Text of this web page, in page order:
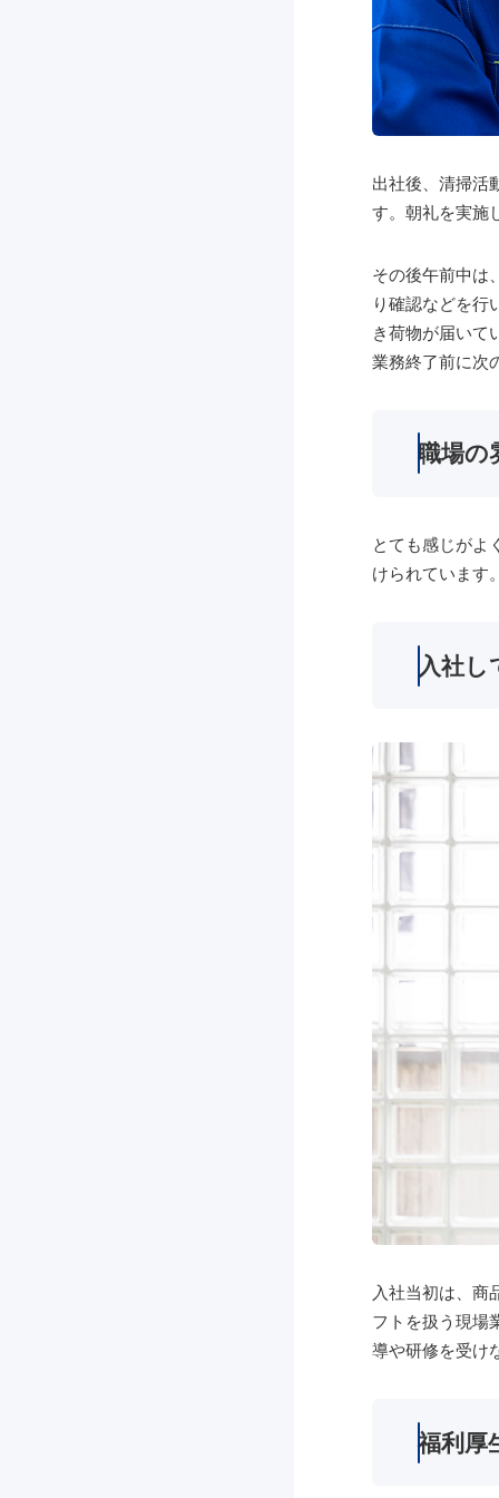
出社後、清掃活
す。朝礼を実施
その後午前中は
り確認などを行
き荷物が届いて
業務終了前に次
職場の
とても感じがよ
けられています
入社し
入社当初は、商
フトを扱う現場
導や研修を受け
福利厚